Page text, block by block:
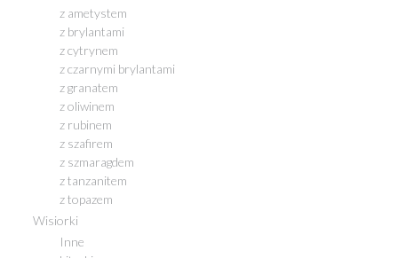
z ametystem
z brylantami
z cytrynem
z czarnymi brylantami
z granatem
z oliwinem
z rubinem
z szafirem
z szmaragdem
z tanzanitem
z topazem
Wisiorki
Inne